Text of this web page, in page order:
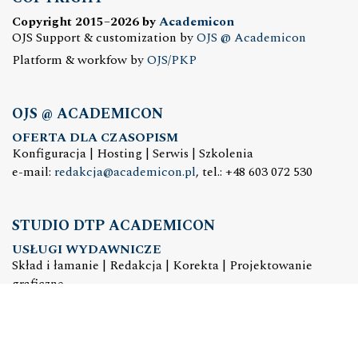
Copyright 2015–2026 byAcademicon
OJS Support & customization byOJS @ Academicon
Platform & workfow byOJS/PKP
OJS @ ACADEMICON
OFERTA DLA CZASOPISM
Konfiguracja | Hosting | Serwis | Szkolenia
e-mail: redakcja@academicon.pl, tel.: +48 603 072 530
STUDIO DTP ACADEMICON
USŁUGI WYDAWNICZE
Skład i łamanie | Redakcja | Korekta | Projektowanie
graficzne